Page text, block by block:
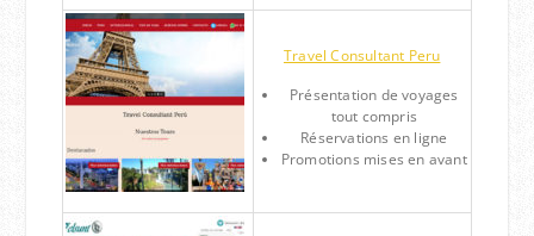
Travel Consultant Peru
Présentation de voyages
tout compris
Réservations en ligne
Promotions mises en avant